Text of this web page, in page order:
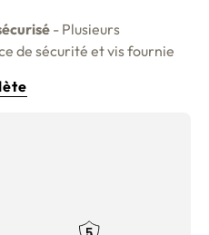
- Plusieurs
de sécurité et vis fournie